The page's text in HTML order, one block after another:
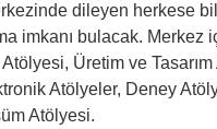
dileyen herkese
imkanı bulacak. Merkez
Üretim ve
Atölyeler, Deney
Atölyesi.